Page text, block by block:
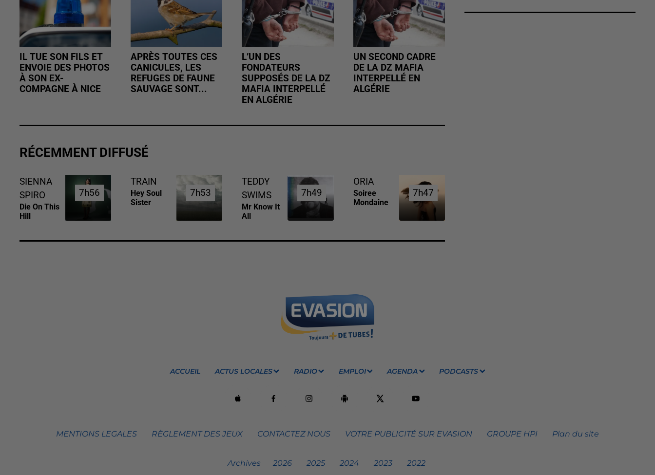
IL TUE SON FILS ET
ENVOIE DES PHOTOS
À SON EX-
COMPAGNE À NICE
APRÈS TOUTES CES
CANICULES, LES
REFUGES DE FAUNE
SAUVAGE SONT...
L’UN DES
FONDATEURS
SUPPOSÉS DE LA DZ
MAFIA INTERPELLÉ
EN ALGÉRIE
UN SECOND CADRE
DE LA DZ MAFIA
INTERPELLÉ EN
ALGÉRIE
RÉCEMMENT DIFFUSÉ
SIENNA
SPIRO
Die On This
Hill
7h56
7h56
TRAIN
Hey Soul
Sister
7h53
7h53
TEDDY
SWIMS
Mr Know It
All
7h49
7h49
ORIA
Soiree
Mondaine
7h47
7h47
ACCUEIL ACTUS LOCALES RADIO EMPLOI AGENDA PODCASTS
MENTIONS LEGALES RÈGLEMENT DES JEUX CONTACTEZ NOUS VOTRE PUBLICITÉ SUR EVASION GROUPE HPI Plan du site
Archives 2026 2025 2024 2023 2022